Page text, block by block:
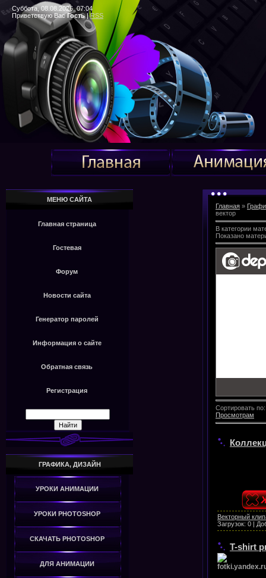
Суббота, 08.08.2026, 07:04
Приветствую Вас Гость|RSS
МЕНЮ САЙТА
Главная страница
Гостевая
Форум
Новости сайта
Генератор паролей
Информация о сайте
Обратная связь
Регистрация
ГРАФИКА, ДИЗАЙН
УРОКИ АНИМАЦИИ
УРОКИ PHOTOSHOP
СКАЧАТЬ PHOTOSHOP
ДЛЯ АНИМАЦИИ
Главная »
вектор
В категории
Показано
Сортировать по
Просмотрам
Векторный
Загрузок: 0 |
T-shirt